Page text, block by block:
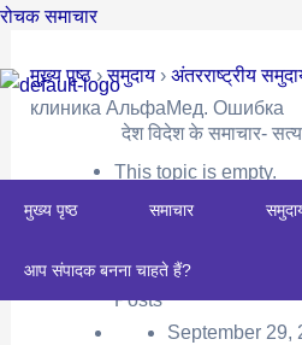
Skip
content
रोचक समाचार
देश विदेश के समाचार-
मुख्य पृष्ठ समाचार
आप संपादक बनना चाहते हैं?
मुख्य पृष्ठ › समुदाय › अंतरराष्ट्रीय
клиника АльфаМед. Ошибка
This topic is empty.
Author
Posts
September 29,
Post